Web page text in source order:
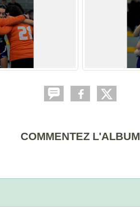
COMMENTEZ L'ALBUM